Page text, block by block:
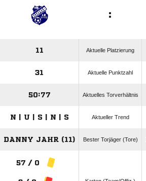
:
11 Aktuelle Platzierung
31 Aktuelle Punktzahl
50:77 Aktuelles Torverhältnis
N | U | S | N | S Aktueller Trend
DANNY JAHR (11) Bester Torjäger (Tore)
57 / 0